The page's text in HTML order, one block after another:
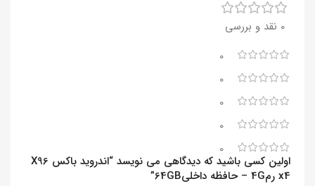
0 نقد و بررسی
0
0
0
0
0
اولین کسی باشید که دیدگاهی می نویسد “اندروید باکس X96
x4 رم4G – حافظه داخلی64GB”